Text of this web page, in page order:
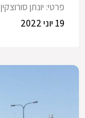
פרטי: יונתן סורוצקין
19 יוני 2022